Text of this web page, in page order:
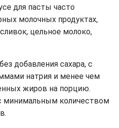
для пасты часто
молочных продуктах,
цельное молоко,
добавления сахара, с
натрия и менее чем
жиров на порцию.
минимальным количеством